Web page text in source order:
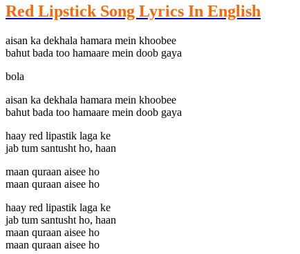
Red Lipstick Song Lyrics In English
aisan ka dekhala hamara mein khoobee
bahut bada too hamaare mein doob gaya
bola
aisan ka dekhala hamara mein khoobee
bahut bada too hamaare mein doob gaya
haay red lipastik laga ke
jab tum santusht ho, haan
maan quraan aisee ho
maan quraan aisee ho
haay red lipastik laga ke
jab tum santusht ho, haan
maan quraan aisee ho
maan quraan aisee ho